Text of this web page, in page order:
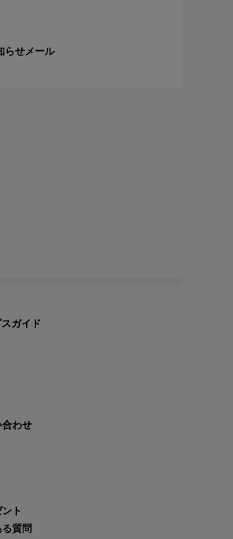
らせメール
ガイド
合わせ
ト
質問